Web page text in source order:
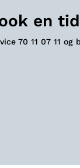
en tid
70 11 07 11 og